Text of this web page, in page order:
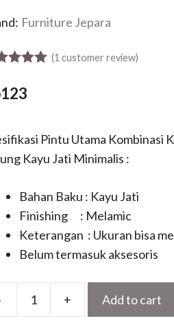
Furniture Jepara
(1 customer review)
123
Pintu Utama Kombinasi
Kayu Jati Minimalis :
Bahan Baku : Kayu Jati
Finishing : Melamic
Keterangan : Ukuran bisa
Belum termasuk aksesoris
+ Add to cart